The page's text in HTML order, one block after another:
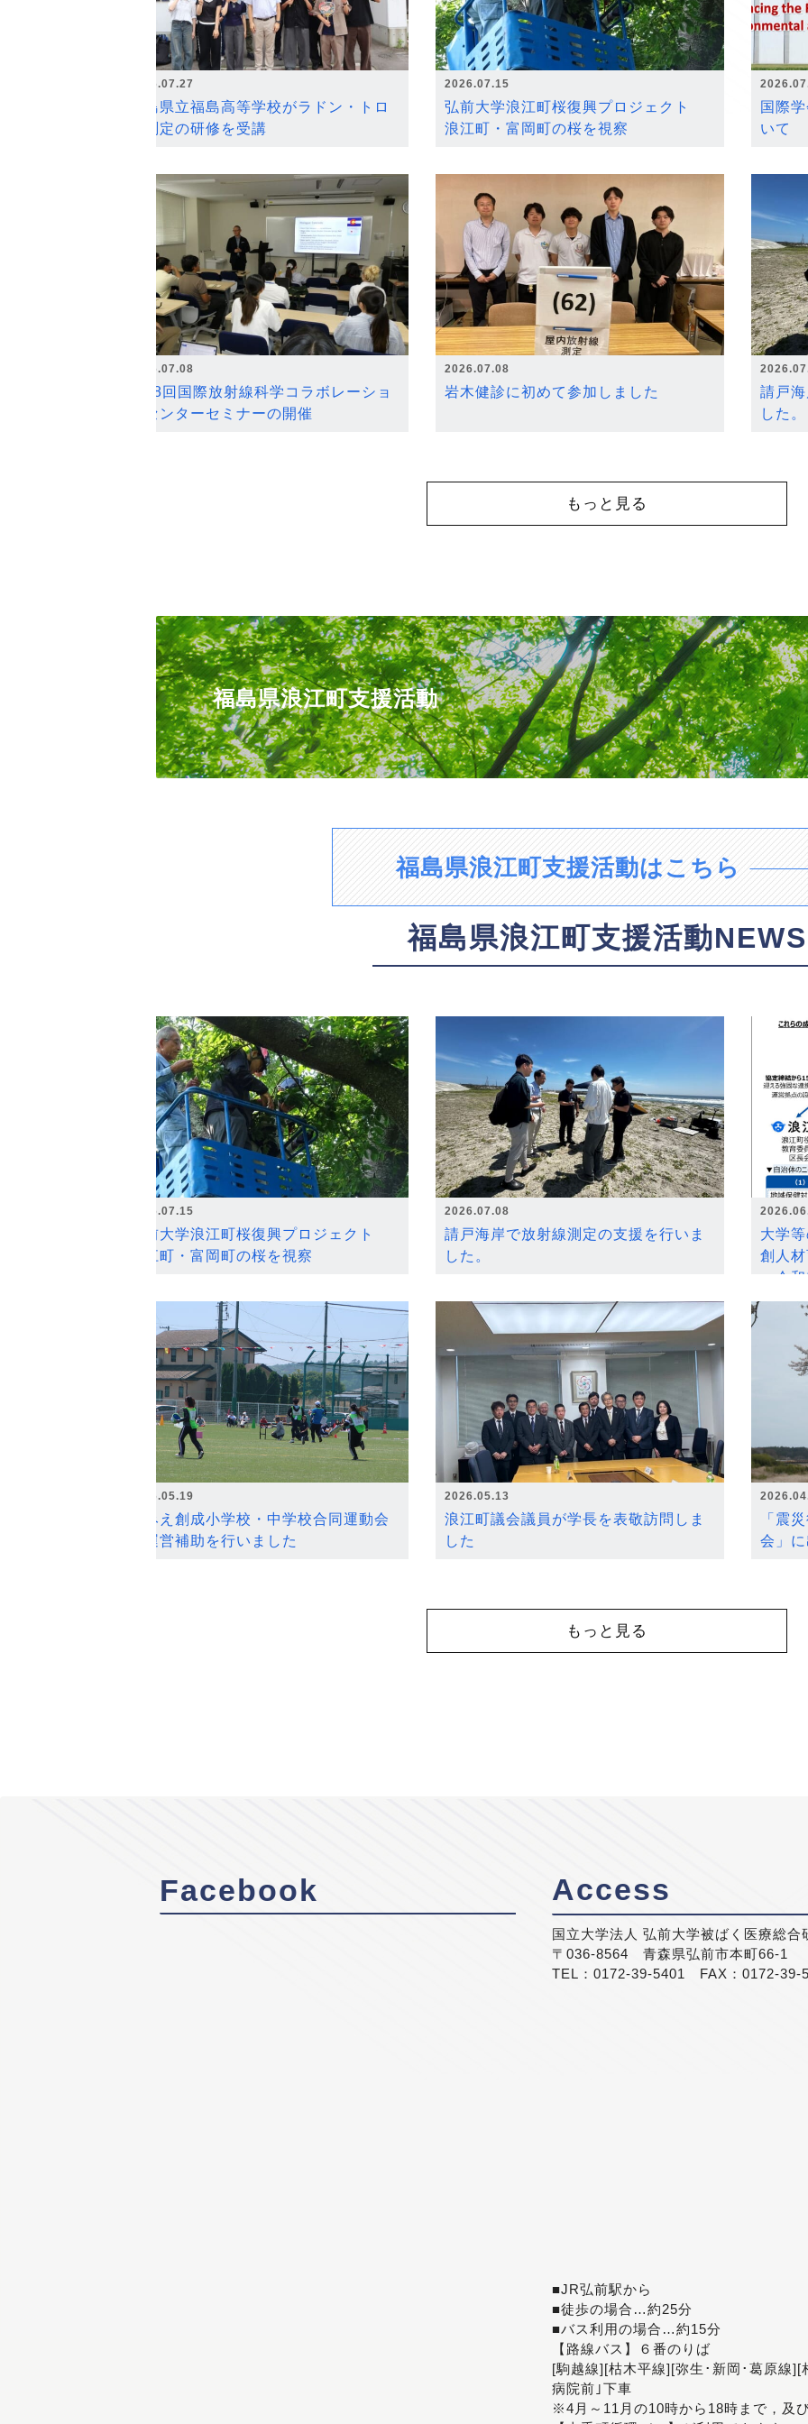
2026.07.27
福島県立福島高等学校がラドン・トロ
ン測定の研修を受講
2026.07.15
弘前大学浪江町桜復興プロジェクト
浪江町・富岡町の桜を視察
国際
いて
2026.07.08
第18回国際放射線科学コラボレーショ
ンセンターセミナーの開催
2026.07.08
岩木健診に初めて参加しました
請戸
した。
もっと見る
福島県浪江町支援活動
福島県浪江町支援活動はこちら
福島県浪江町支援活動NEWS
2026.07.15
弘前大学浪江町桜復興プロジェクト
浪江町・富岡町の桜を視察
2026.07.08
請戸海岸で放射線測定の支援を行いま
した。
大学
創人
～令
2026.05.19
なみえ創成小学校・中学校合同運動会
の運営補助を行いました
2026.05.13
浪江町議会議員が学長を表敬訪問しま
した
「震
会」
もっと見る
Facebook Access
国立大学法人 弘前大学被ばく医療総合
〒036-8564 青森県弘前市本町66-1
TEL：0172-39-5401 FAX：0172-39-
■JR弘前駅から
■徒歩の場合…約25分
■バス利用の場合…約15分
【路線バス】６番のりば
[駒越線][枯木平線][弥生･新岡･葛原線
病院前｣下車
※4月～11月の10時から18時まで，及